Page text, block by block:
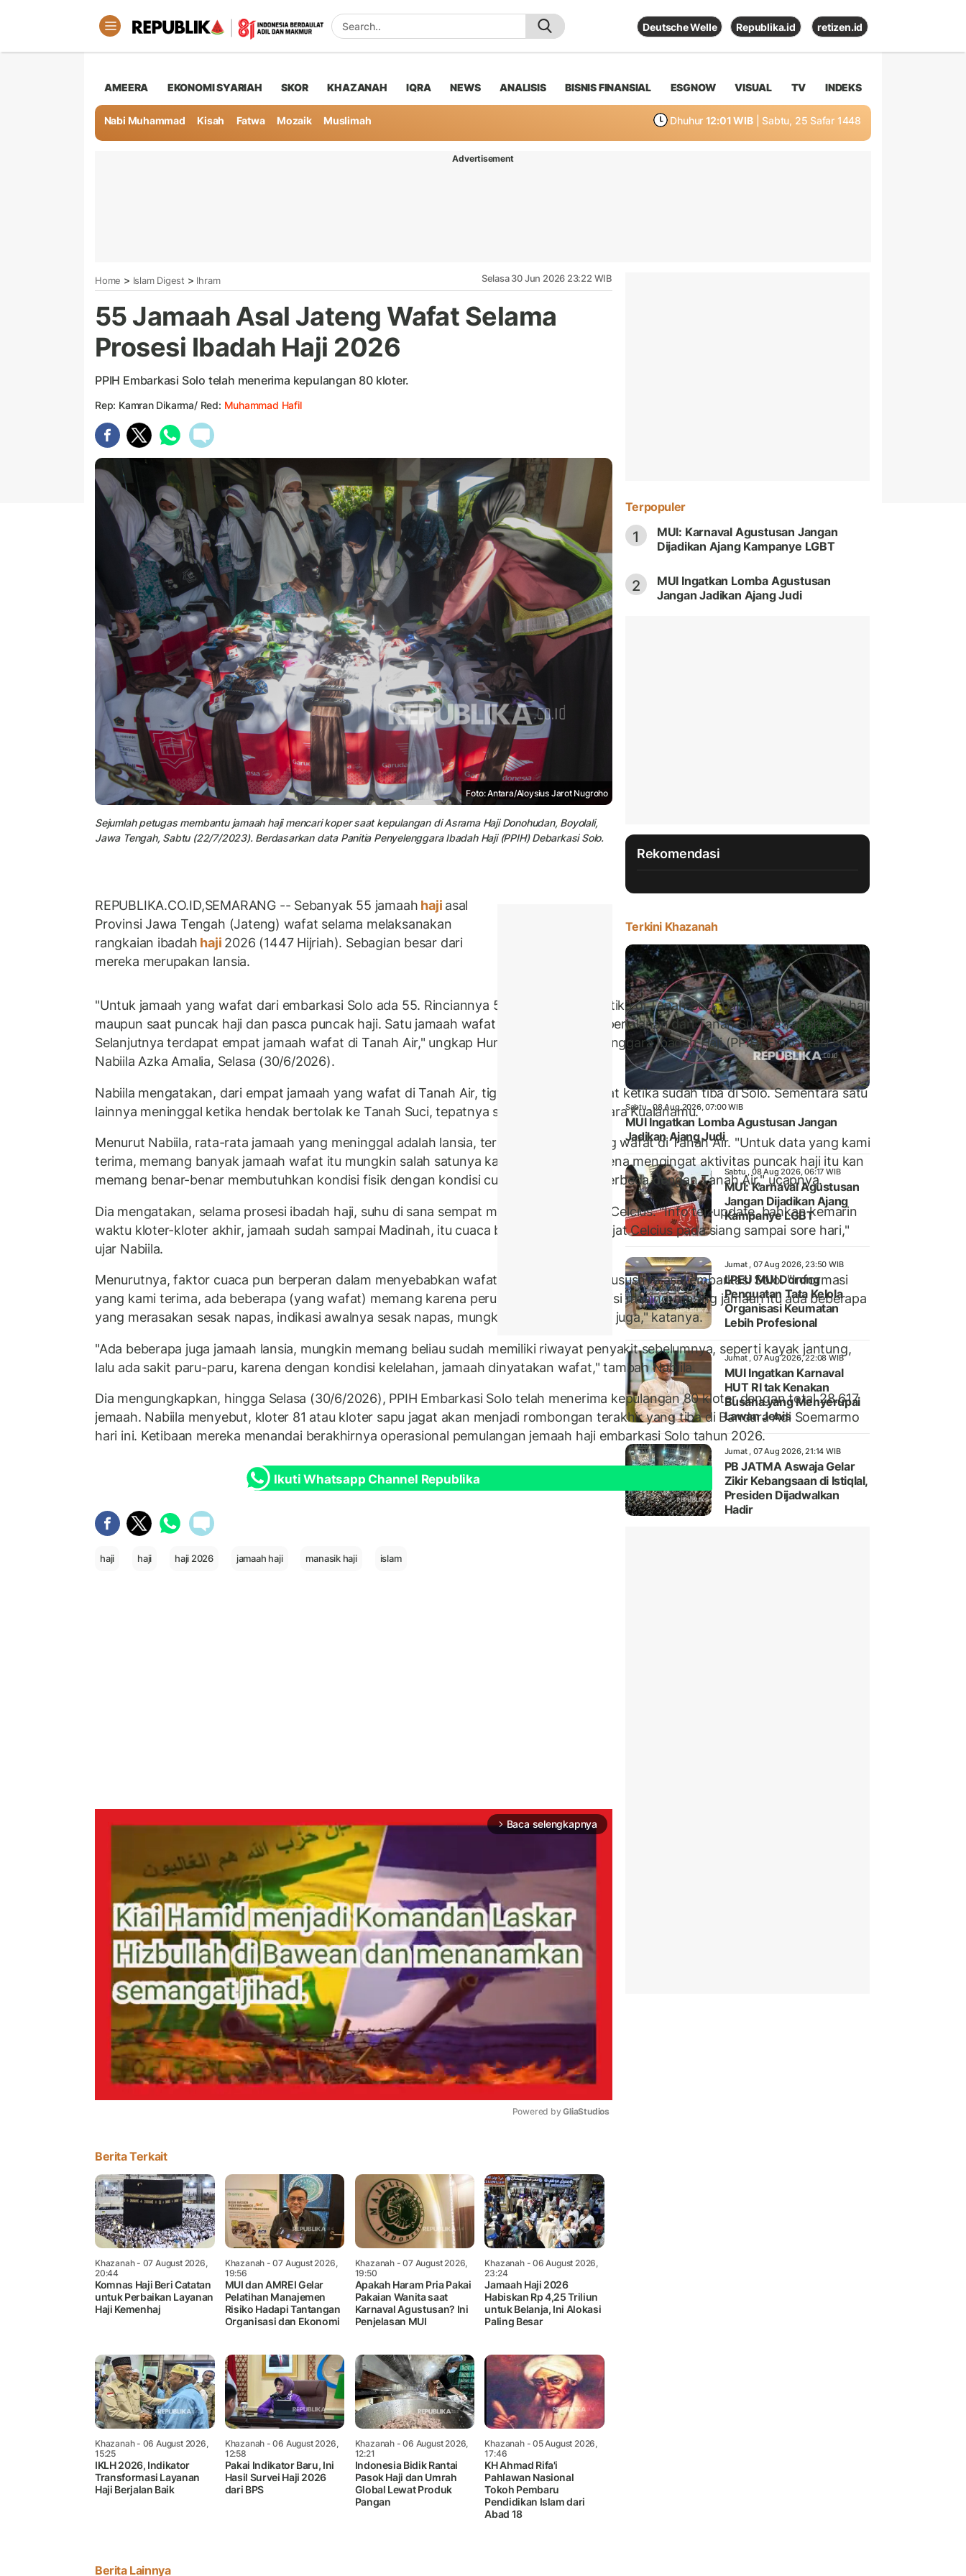
Deutsche Welle Republika.id retizen.id
AMEERA EKONOMI SYARIAH SKOR KHAZANAH IQRA NEWS ANALISIS BISNIS FINANSIAL ESGNOW VISUAL TV INDEKS
Nabi Muhammad Kisah Fatwa Mozaik Muslimah Dhuhur 12:01 WIB | Sabtu, 25 Safar 1448
Advertisement
Home > Islam Digest > Ihram Selasa 30 Jun 2026 23:22 WIB
55 Jamaah Asal Jateng Wafat Selama
Prosesi Ibadah Haji 2026
PPIH Embarkasi Solo telah menerima kepulangan 80 kloter.
Rep: Kamran Dikarma/ Red: Muhammad Hafil
Foto: Antara/Aloysius Jarot Nugroho
Sejumlah petugas membantu jamaah haji mencari koper saat kepulangan di Asrama Haji Donohudan, Boyolali,
Jawa Tengah, Sabtu (22/7/2023). Berdasarkan data Panitia Penyelenggara Ibadah Haji (PPIH) Debarkasi Solo.
REPUBLIKA.CO.ID,SEMARANG -- Sebanyak 55 jamaah haji asal
Provinsi Jawa Tengah (Jateng) wafat selama melaksanakan
rangkaian ibadah haji 2026 (1447 Hijriah). Sebagian besar dari
mereka merupakan lansia.
"Untuk jamaah yang wafat dari embarkasi Solo ada 55. Rinciannya 50 jamaah wafat ketika di Tanah Suci, baik sebelum puncak haji
maupun saat puncak haji dan pasca puncak haji. Satu jamaah wafat di pesawat ketika perjalanan dari Tanah Suci ke Tanah Air.
Selanjutnya terdapat empat jamaah wafat di Tanah Air," ungkap Humas Panitia Penyelenggara Ibadah Haji (PPIH) Embarkasi Solo,
Nabiila Azka Amalia, Selasa (30/6/2026).
Nabiila mengatakan, dari empat jamaah yang wafat di Tanah Air, tiga di antaranya wafat ketika sudah tiba di Solo. Sementara satu
lainnya meninggal ketika hendak bertolak ke Tanah Suci, tepatnya saat transit di Bandara Kualanamu.
Menurut Nabiila, rata-rata jamaah yang meninggal adalah lansia, termasuk mereka yang wafat di Tanah Air. "Untuk data yang kami
terima, memang banyak jamaah wafat itu mungkin salah satunya karena kelelahan karena mengingat aktivitas puncak haji itu kan
memang benar-benar membutuhkan kondisi fisik dengan kondisi cuaca yang sangat berbeda dengan Tanah Air," ucapnya.
Dia mengatakan, selama prosesi ibadah haji, suhu di sana sempat mencapai 47 derajat Celcius. "Info ter-update, bahkan kemarin
waktu kloter-kloter akhir, jamaah sudah sampai Madinah, itu cuaca bisa sampai 47 derajat Celcius pada siang sampai sore hari,"
ujar Nabiila.
Menurutnya, faktor cuaca pun berperan dalam menyebabkan wafatnya jamaah haji, khususnya asal embarkasi Solo. "Informasi
yang kami terima, ada beberapa (yang wafat) memang karena perubahan cuaca. Kondisi masing-masing jamaah itu ada beberapa
yang merasakan sesak napas, indikasi awalnya sesak napas, mungkin karena kelelahan juga," katanya.
"Ada beberapa juga jamaah lansia, mungkin memang beliau sudah memiliki riwayat penyakit sebelumnya, seperti kayak jantung,
lalu ada sakit paru-paru, karena dengan kondisi kelelahan, jamaah dinyatakan wafat," tambah Nabiila.
Dia mengungkapkan, hingga Selasa (30/6/2026), PPIH Embarkasi Solo telah menerima kepulangan 80 kloter dengan total 28.617
jemaah. Nabiila menyebut, kloter 81 atau kloter sapu jagat akan menjadi rombongan terakhir yang tiba di Bandara Adi Soemarmo
hari ini. Ketibaan mereka menandai berakhirnya operasional pemulangan jemaah haji embarkasi Solo tahun 2026.
Ikuti Whatsapp Channel Republika
haji haji haji 2026 jamaah haji manasik haji islam
arrow_forward_ios Baca selengkapnya
Powered by GliaStudios
Berita Terkait
Khazanah- 07 August 2026,
20:44
Komnas Haji Beri Catatan
untuk Perbaikan Layanan
Haji Kemenhaj
Khazanah - 07 August 2026,
19:56
MUI dan AMREI Gelar
Pelatihan Manajemen
Risiko Hadapi Tantangan
Organisasi dan Ekonomi
Khazanah- 07 August 2026,
19:50
Apakah Haram Pria Pakai
Pakaian Wanita saat
Karnaval Agustusan? Ini
Penjelasan MUI
Khazanah- 06 August 2026,
23:24
Jamaah Haji 2026
Habiskan Rp 4,25 Triliun
untuk Belanja, Ini Alokasi
Paling Besar
Khazanah- 06 August 2026,
15:25
IKLH 2026, Indikator
Transformasi Layanan
Haji Berjalan Baik
Khazanah - 06 August 2026,
12:58
Pakai Indikator Baru, Ini
Hasil Survei Haji 2026
dari BPS
Khazanah- 06 August 2026,
12:21
Indonesia Bidik Rantai
Pasok Haji dan Umrah
Global Lewat Produk
Pangan
Khazanah- 05 August 2026,
17:46
KH Ahmad Rifa'i
Pahlawan Nasional
Tokoh Pembaru
Pendidikan Islam dari
Abad 18
Berita Lainnya
Terpopuler
1
MUI: Karnaval Agustusan Jangan
Dijadikan Ajang Kampanye LGBT
2
MUI Ingatkan Lomba Agustusan
Jangan Jadikan Ajang Judi
Rekomendasi
Terkini Khazanah
Sabtu , 08 Aug 2026, 07:00 WIB
MUI Ingatkan Lomba Agustusan Jangan
Jadikan Ajang Judi
Sabtu , 08 Aug 2026, 06:17 WIB
MUI: Karnaval Agustusan
Jangan Dijadikan Ajang
Kampanye LGBT
Jumat , 07 Aug 2026, 23:50 WIB
LPEU MUI Dorong
Penguatan Tata Kelola
Organisasi Keumatan
Lebih Profesional
Jumat , 07 Aug 2026, 22:08 WIB
MUI Ingatkan Karnaval
HUT RI tak Kenakan
Busana yang Menyerupai
Lawan Jenis
Jumat , 07 Aug 2026, 21:14 WIB
PB JATMA Aswaja Gelar
Zikir Kebangsaan di Istiqlal,
Presiden Dijadwalkan
Hadir